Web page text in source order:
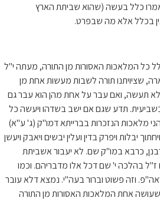
כלל בעשה (שהוא שביתת הארץ
בכלל אלא מה שבפרט.
כל המלאכות האסורות מן התורה, מעתה י"ל
שציויתנו תורה לשבות מעשות אחת מן
תעשה, ואם עבר על אחת מהן הוא עבר גם
תדע שגם אם ישב בשדהו ויעשה כל
מלאכות הנזכרות בברייתא דמו"ק (ג' ע"א)
יבלות ויפרק בדין ועלין יבשים ויאבק ויעשן
כרבא במו"ק שם. לא יעבור אשביתת
בהלכה י' שם דכל אלו מדבריהם. וכמו
וזה פשוט וברור בעה"י. נמצא דלא עובר
אחת המלאכות האסורות מן התורה